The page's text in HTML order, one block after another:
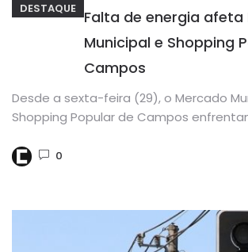
DESTAQUE Falta de energia afeta
Municipal e Shopping
Campos
Desde a sexta-feira (29), o Mercado
Shopping Popular de Campos
0